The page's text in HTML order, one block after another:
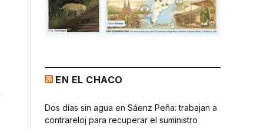
EN EL CHACO
Dos días sin agua en Sáenz Peña: trabajan a
contrareloj para recuperar el suministro